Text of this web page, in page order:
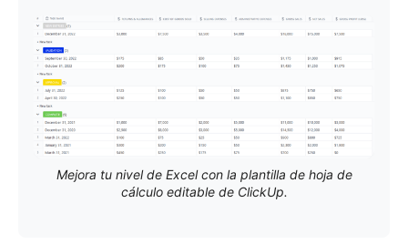
Mejora tu nivel de Excel con la plantilla de hoja de
cálculo editable de ClickUp.